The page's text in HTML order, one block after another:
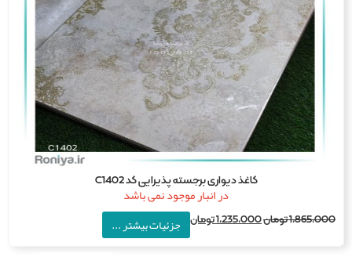
کاغذ دیواری برجسته پذیرایی کد C1402
در انبار موجود نمی باشد
تومان1,235,000تومان جزئیات بیشتر ...